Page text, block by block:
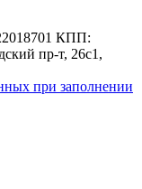
КПП:
пр-т, 26с1,
при заполнении